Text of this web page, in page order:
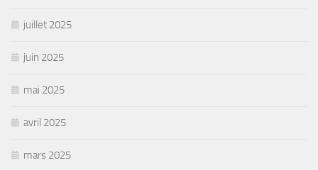
juillet 2025
juin 2025
mai 2025
avril 2025
mars 2025